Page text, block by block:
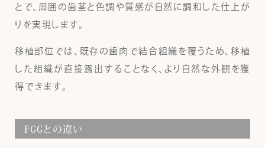
とで、周囲の歯茎と色調や質感が自然に調和した仕上が
りを実現します。
移植部位では、既存の歯肉で結合組織を覆うため、移植
した組織が直接露出することなく、より自然な外観を獲
得できます。
FGGとの違い